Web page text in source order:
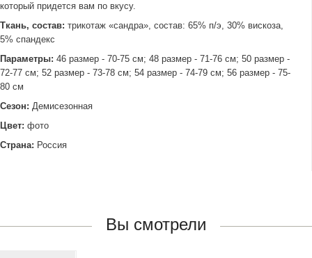
который придется вам по вкусу.
Ткань, состав: трикотаж «сандра», состав: 65% п/э, 30% вискоза,
5% спандекс
Параметры: 46 размер - 70-75 см; 48 размер - 71-76 см; 50 размер -
72-77 см; 52 размер - 73-78 см; 54 размер - 74-79 см; 56 размер - 75-
80 см
Сезон: Демисезонная
Цвет: фото
Страна: Россия
Вы смотрели